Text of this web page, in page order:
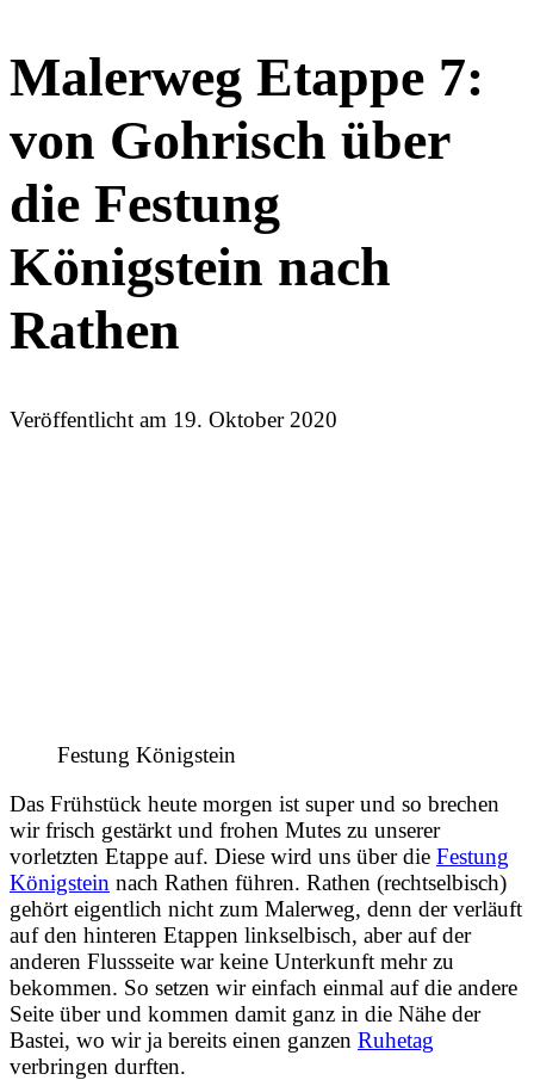
Malerweg Etappe 7:
von Gohrisch über
die Festung
Königstein nach
Rathen
Veröffentlicht am 19. Oktober 2020
Festung Königstein
Das Frühstück heute morgen ist super und so brechen
wir frisch gestärkt und frohen Mutes zu unserer
vorletzten Etappe auf. Diese wird uns über die Festung
Königstein nach Rathen führen. Rathen (rechtselbisch)
gehört eigentlich nicht zum Malerweg, denn der verläuft
auf den hinteren Etappen linkselbisch, aber auf der
anderen Flussseite war keine Unterkunft mehr zu
bekommen. So setzen wir einfach einmal auf die andere
Seite über und kommen damit ganz in die Nähe der
Bastei, wo wir ja bereits einen ganzen Ruhetag
verbringen durften.